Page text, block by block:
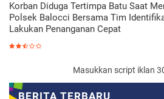
Korban Diduga Tertimpa Batu Saat
Polsek Balocci Bersama Tim
Lakukan Penanganan Cepat
Masukkan script iklan